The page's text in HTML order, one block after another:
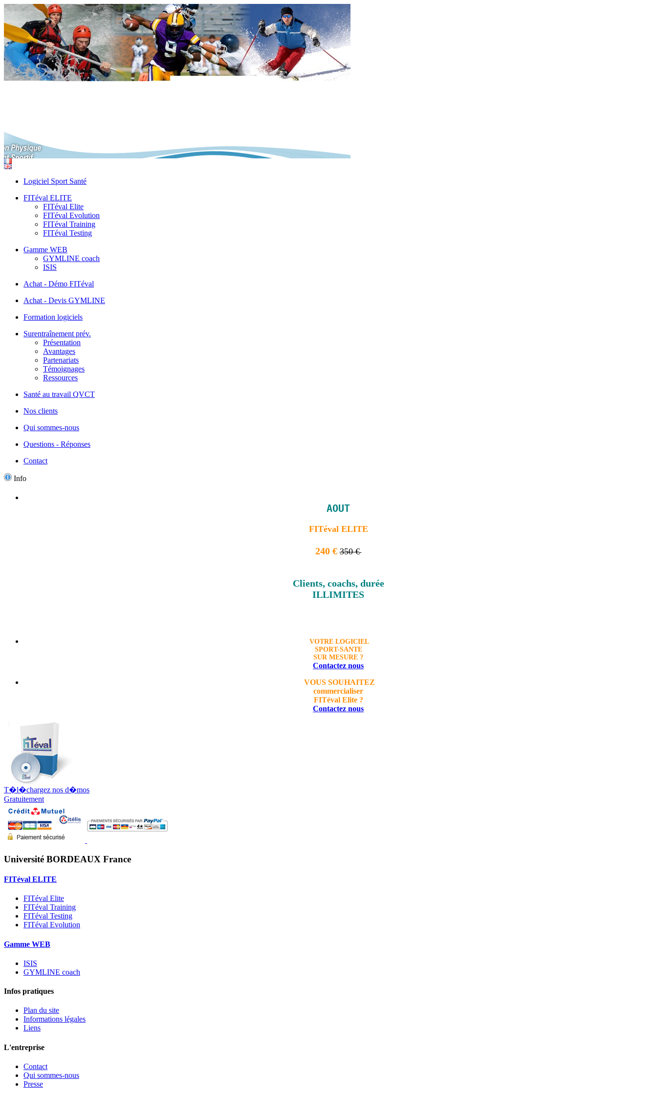
Logiciel Sport Santé
FITéval ELITE
FITéval Elite
FITéval Evolution
FITéval Training
FITéval Testing
Gamme WEB
GYMLINE coach
ISIS
Achat - Démo FITéval
Achat - Devis GYMLINE
Formation logiciels
Surentraînement prév.
Présentation
Avantages
Partenariats
Témoignages
Ressources
Santé au travail QVCT
Nos clients
Qui sommes-nous
Questions - Réponses
Contact
Info
AOUT
FITéval ELITE
240 €350 €
Clients, coachs, durée
ILLIMITES
VOTRE LOGICIEL
SPORT-SANTE
SUR MESURE ?
Contactez nous
VOUS SOUHAITEZ
commercialiser
FITéval Elite ?
Contactez nous
T�l�chargez nos d�mos
Gratuitement
Université BORDEAUX France
FITéval ELITE
FITéval Elite
FITéval Training
FITéval Testing
FITéval Evolution
Gamme WEB
ISIS
GYMLINE coach
Infos pratiques
Plan du site
Informations légales
Liens
L'entreprise
Contact
Qui sommes-nous
Presse